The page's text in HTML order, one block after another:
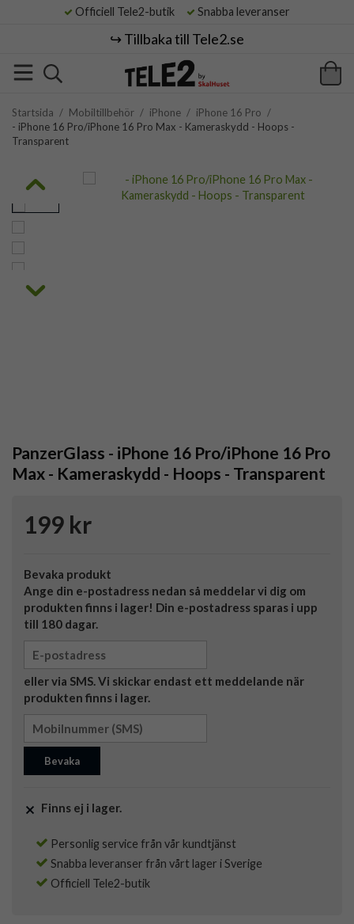
Officiell Tele2-butik Snabba leveranser
↪️ Tillbaka till Tele2.se
Startsida / Mobiltillbehör / iPhone / iPhone 16 Pro /
- iPhone 16 Pro/iPhone 16 Pro Max - Kameraskydd - Hoops -
Transparent
PanzerGlass - iPhone 16 Pro/iPhone 16 Pro
Max - Kameraskydd - Hoops - Transparent
199 kr
Bevaka produkt
Ange din e-postadress nedan så meddelar vi dig om
produkten finns i lager! Din e-postadress sparas i upp
till 180 dagar.
eller via SMS. Vi skickar endast ett meddelande när
produkten finns i lager.
Bevaka
Finns ej i lager.
Personlig service från vår kundtjänst
Snabba leveranser från vårt lager i Sverige
Officiell Tele2-butik